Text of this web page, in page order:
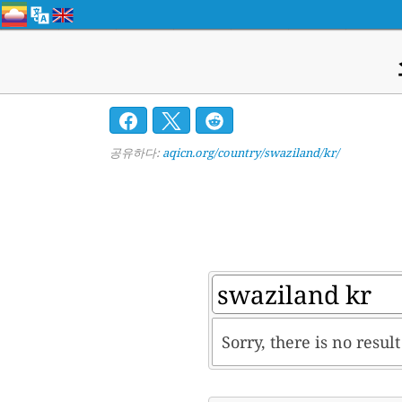
공유하다: aqicn.org/country/swaziland/kr/
Sorry, there is no